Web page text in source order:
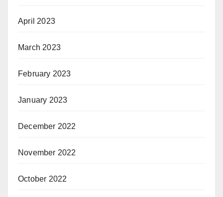
April 2023
March 2023
February 2023
January 2023
December 2022
November 2022
October 2022